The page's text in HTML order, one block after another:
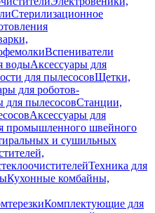
Стерилизационное
Вспениватели
водыАксессуары для
для пылесосовЩетки,
для роботов-
для пылесосовСтанции,
Аксессуары для
промышленного швейного
и сушильных
Техника для
Кухонные комбайны,
Комплектующие для